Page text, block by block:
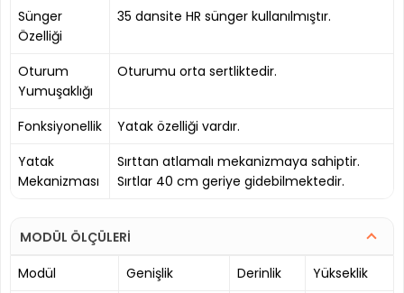
Sünger
Özelliği
35 dansite HR sünger kullanılmıştır.
Oturum
Yumuşaklığı
Oturumu orta sertliktedir.
Fonksiyonellik
Yatak özelliği vardır.
Yatak
Mekanizması
Sırttan atlamalı mekanizmaya sahiptir.
Sırtlar 40 cm geriye gidebilmektedir.
MODÜL ÖLÇÜLERİ
Modül
Genişlik Derinlik
Yükseklik